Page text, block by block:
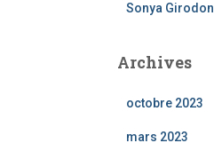
Sonya Girodon
Archives
octobre 2023
mars 2023